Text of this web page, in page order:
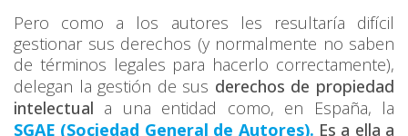
Pero como a los autores les resultaría difícil
gestionar sus derechos (y normalmente no saben
de términos legales para hacerlo correctamente),
delegan la gestión de sus derechos de propiedad
intelectual a una entidad como, en España, la
SGAE (Sociedad General de Autores). Es a ella a